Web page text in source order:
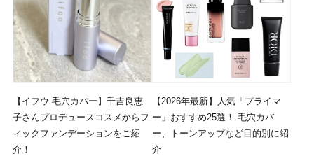
【イフウ 毛穴カバー】千吉良恵
子さんプロデュースコスメからフ
ィックファンデーションをご紹
介！
【2026年最新】人気「プライマ
ー」おすすめ25選！ 毛穴カバ
ー、トーンアップなど目的別に紹
介